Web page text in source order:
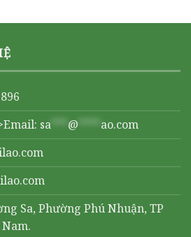
sa *** @ **** ao.com
Sa, Phường Phú Nhuận, TP